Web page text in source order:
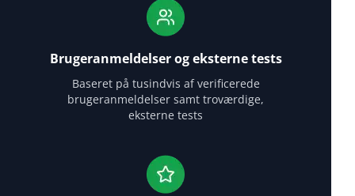
Brugeranmeldelser og eksterne tests
Baseret på tusindvis af verificerede
brugeranmeldelser samt troværdige,
eksterne tests